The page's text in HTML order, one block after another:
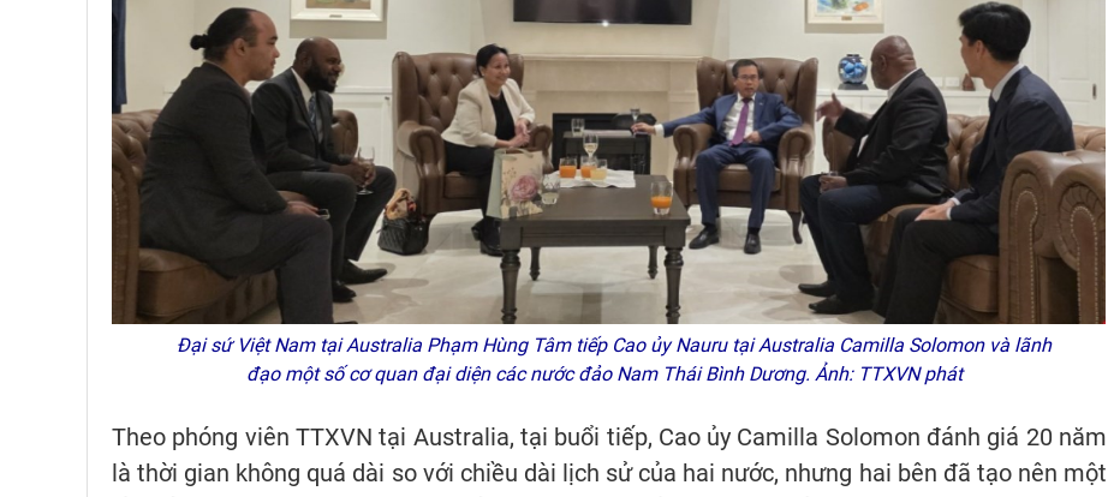
Đại sứ Việt Nam tại Australia Phạm Hùng Tâm tiếp Cao ủy Nauru tại Australia Camilla Solomon và lãnh
đạo một số cơ quan đại diện các nước đảo Nam Thái Bình Dương. Ảnh: TTXVN phát
Theo phóng viên TTXVN tại Australia, tại buổi tiếp, Cao ủy Camilla Solomon đánh giá 20 năm
là thời gian không quá dài so với chiều dài lịch sử của hai nước, nhưng hai bên đã tạo nên một